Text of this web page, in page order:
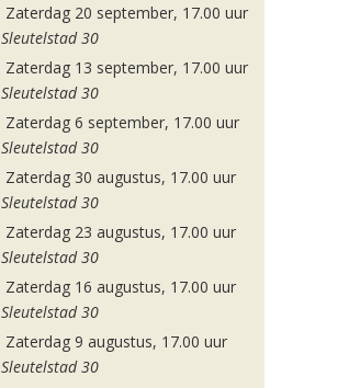
Zaterdag 20 september, 17.00 uur
Sleutelstad 30
Zaterdag 13 september, 17.00 uur
Sleutelstad 30
Zaterdag 6 september, 17.00 uur
Sleutelstad 30
Zaterdag 30 augustus, 17.00 uur
Sleutelstad 30
Zaterdag 23 augustus, 17.00 uur
Sleutelstad 30
Zaterdag 16 augustus, 17.00 uur
Sleutelstad 30
Zaterdag 9 augustus, 17.00 uur
Sleutelstad 30